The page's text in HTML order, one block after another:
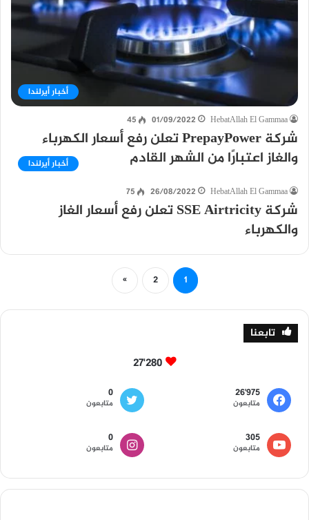
أخبار أيرلندا
HebatAllah El Gammaa
01/09/2022
45
شركة PrepayPower تعلن رفع أسعار الكهرباء
والغاز اعتبارًا من الشهر القادم
أخبار أيرلندا
HebatAllah El Gammaa
26/08/2022
75
شركة SSE Airtricity تعلن رفع أسعار الغاز
والكهرباء
1
2
»
تابعنا
27٬280
26٬975
متابعون
0
متابعون
305
متابعون
0
متابعون